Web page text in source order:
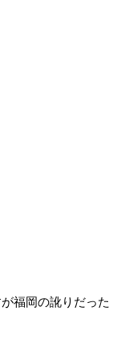
福岡の訛りだった